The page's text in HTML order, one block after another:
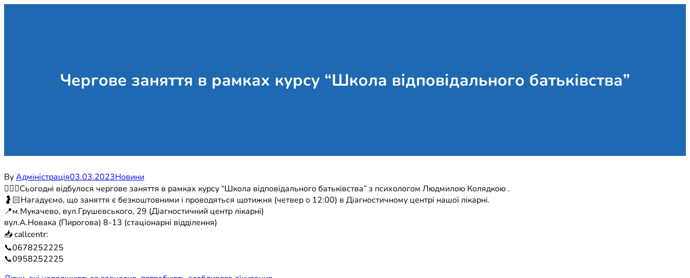
Чергове заняття в рамках курсу “Школа відповідального батьківства”
ByАдміністрація03.03.2023Новини
👩🏻‍⚕️Сьогодні відбулося чергове заняття в рамках курсу “Школа відповідального батьківства” з психологом Людмилою Колядкою .
🤰🏻Нагадуємо, що заняття є безкоштовними і проводяться щотижня (четвер о 12:00) в Діагностичному центрі нашої лікарні.
📍м.Мукачево, вул.Грушевського, 29 (Діагностичний центр лікарні)
вул.А.Новака (Пирогова) 8-13 (стаціонарні відділення)
📥 callcentr:
📞0678252225
📞0958252225